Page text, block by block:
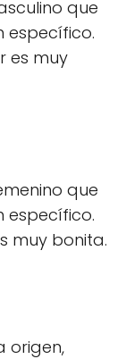
que
específico.
es muy
que
específico.
muy bonita.
origen,